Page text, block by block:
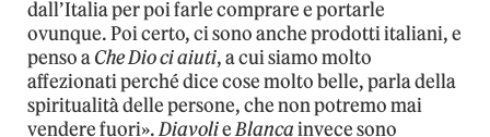
dall’Italia per poi farle comprare e portarle
ovunque. Poi certo, ci sono anche prodotti italiani, e
penso aChe Dio ci aiuti, a cui siamo molto
affezionati perché dice cose molto belle, parla della
spiritualità delle persone, che non potremo mai
vendere fuori».DiavolieBlancainvece sono